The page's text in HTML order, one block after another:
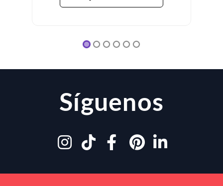
Síguenos